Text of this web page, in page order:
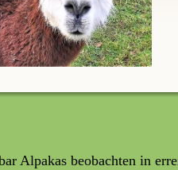
Alpakas beobachten in